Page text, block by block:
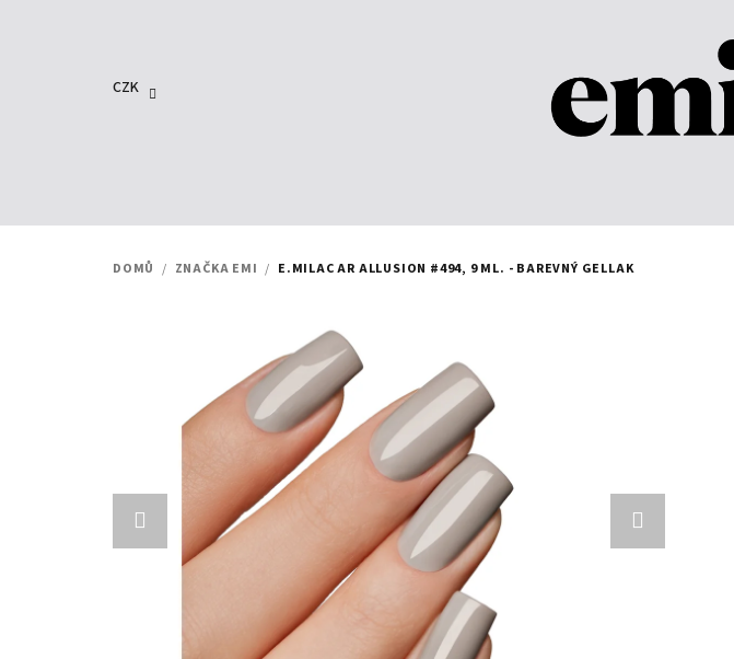
CZK
DOMŮ / ZNAČKA EMI / E.MILAC AR ALLUSION #494, 9 ML. - BAREVNÝ GELLAK